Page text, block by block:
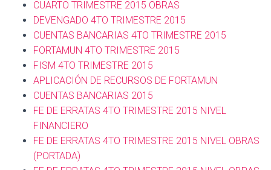
CUARTO TRIMESTRE 2015 OBRAS
DEVENGADO 4TO TRIMESTRE 2015
CUENTAS BANCARIAS 4TO TRIMESTRE 2015
FORTAMUN 4TO TRIMESTRE 2015
FISM 4TO TRIMESTRE 2015
APLICACIÓN DE RECURSOS DE FORTAMUN
CUENTAS BANCARIAS 2015
FE DE ERRATAS 4TO TRIMESTRE 2015 NIVEL
FINANCIERO
FE DE ERRATAS 4TO TRIMESTRE 2015 NIVEL OBRAS
(PORTADA)